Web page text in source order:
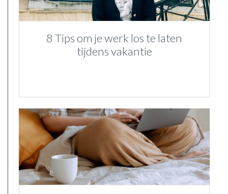
8 Tips om je werk los te laten
tijdens vakantie